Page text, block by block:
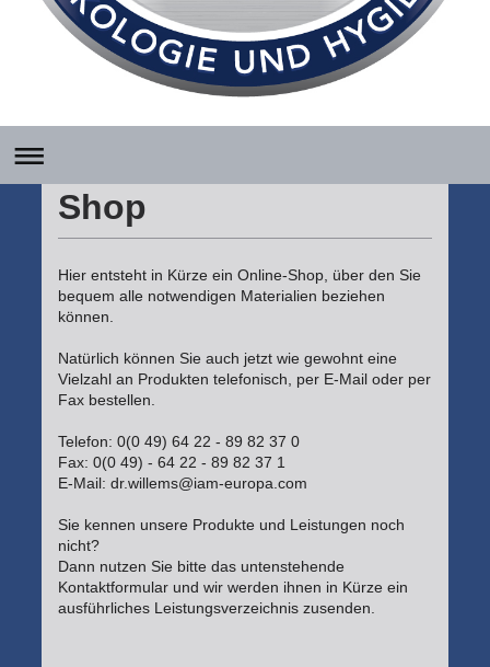
Shop
Hier entsteht in Kürze ein Online-Shop, über den Sie
bequem alle notwendigen Materialien beziehen
können.
Natürlich können Sie auch jetzt wie gewohnt eine
Vielzahl an Produkten telefonisch, per E-Mail oder per
Fax bestellen.
Telefon: 0(0 49) 64 22 - 89 82 37 0
Fax: 0(0 49) - 64 22 - 89 82 37 1
E-Mail: dr.willems@iam-europa.com
Sie kennen unsere Produkte und Leistungen noch
nicht?
Dann nutzen Sie bitte das untenstehende
Kontaktformular und wir werden ihnen in Kürze ein
ausführliches Leistungsverzeichnis zusenden.